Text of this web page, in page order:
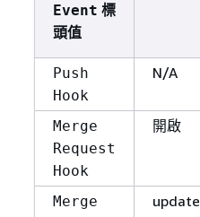
Event 標
頭值
Push
Hook
N/A
Merge
Request
Hook
開啟
Merge
update